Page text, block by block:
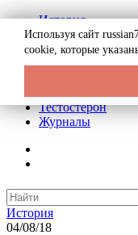
История
Биография
Криминал
Реклама на сайте
Тестостерон
Журналы
История
04/08/18
Используя сайт
cookie, которые